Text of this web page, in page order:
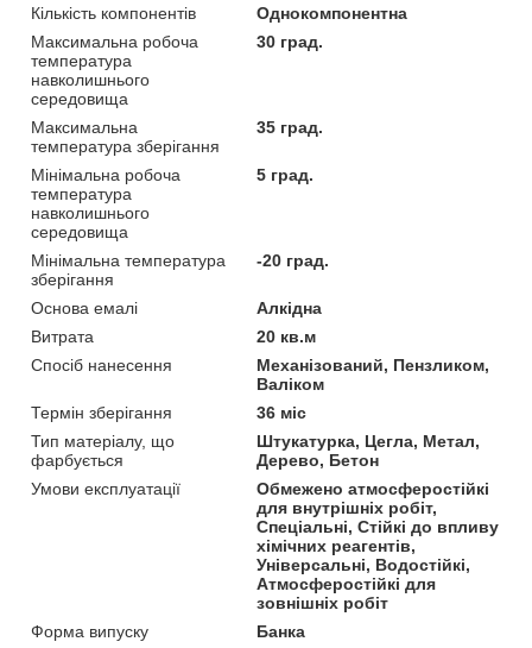
Кількість компонентів
Однокомпонентна
Максимальна робоча
температура
навколишнього
середовища
30 град.
Максимальна
температура зберігання
35 град.
Мінімальна робоча
температура
навколишнього
середовища
5 град.
Мінімальна температура
зберігання
-20 град.
Основа емалі
Алкідна
Витрата
20 кв.м
Спосіб нанесення
Механізований, Пензликом,
Валіком
Термін зберігання
36 міс
Тип матеріалу, що
фарбується
Штукатурка, Цегла, Метал,
Дерево, Бетон
Умови експлуатації
Обмежено атмосферостійкі
для внутрішніх робіт,
Спеціальні, Стійкі до впливу
хімічних реагентів,
Універсальні, Водостійкі,
Атмосферостійкі для
зовнішніх робіт
Форма випуску
Банка